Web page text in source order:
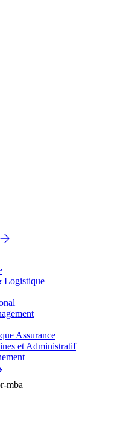
Logistique
Assurance
et Administratif